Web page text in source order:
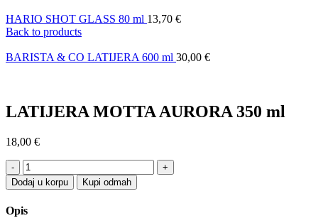
HARIO SHOT GLASS 80 ml 13,70 €
Back to products
BARISTA & CO LATIJERA 600 ml 30,00 €
LATIJERA MOTTA AURORA 350 ml
18,00 €
LATIJERA
MOTTA
AURORA
350
ml
Dodaj u korpu Kupi odmah
Opis